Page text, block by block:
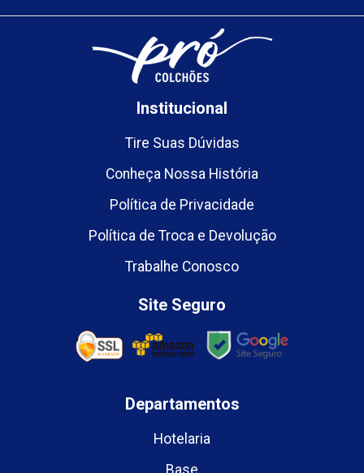
Institucional
Tire Suas Dúvidas
Conheça Nossa História
Política de Privacidade
Política de Troca e Devolução
Trabalhe Conosco
Site Seguro
Departamentos
Hotelaria
Base